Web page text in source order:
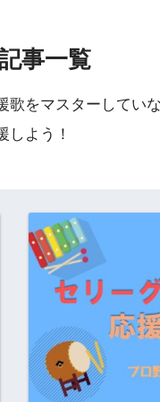
事一覧
をマスターしてい
しよう！